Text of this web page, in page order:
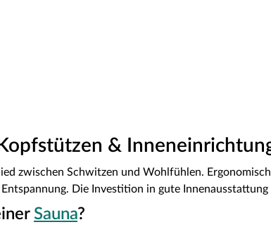
&
zwischen Schwitzen und Wohlfühlen.
Die Investition in gute
Sauna?